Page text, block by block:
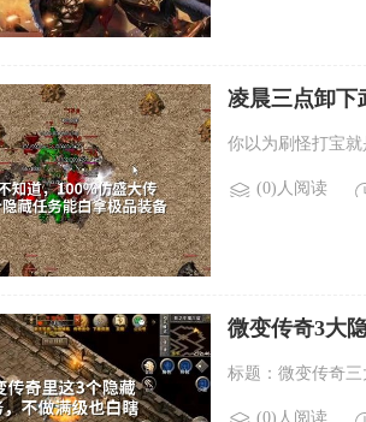
凌晨三点卸下
你以为刷怪打宝
(0)人阅读
微变传奇3大
标题：微变传奇
(0)人阅读